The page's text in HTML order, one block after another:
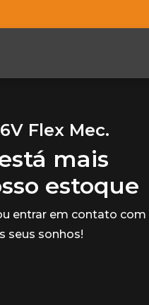
Flex Mec.
mais
estoque
entrar em contato com
seus sonhos!